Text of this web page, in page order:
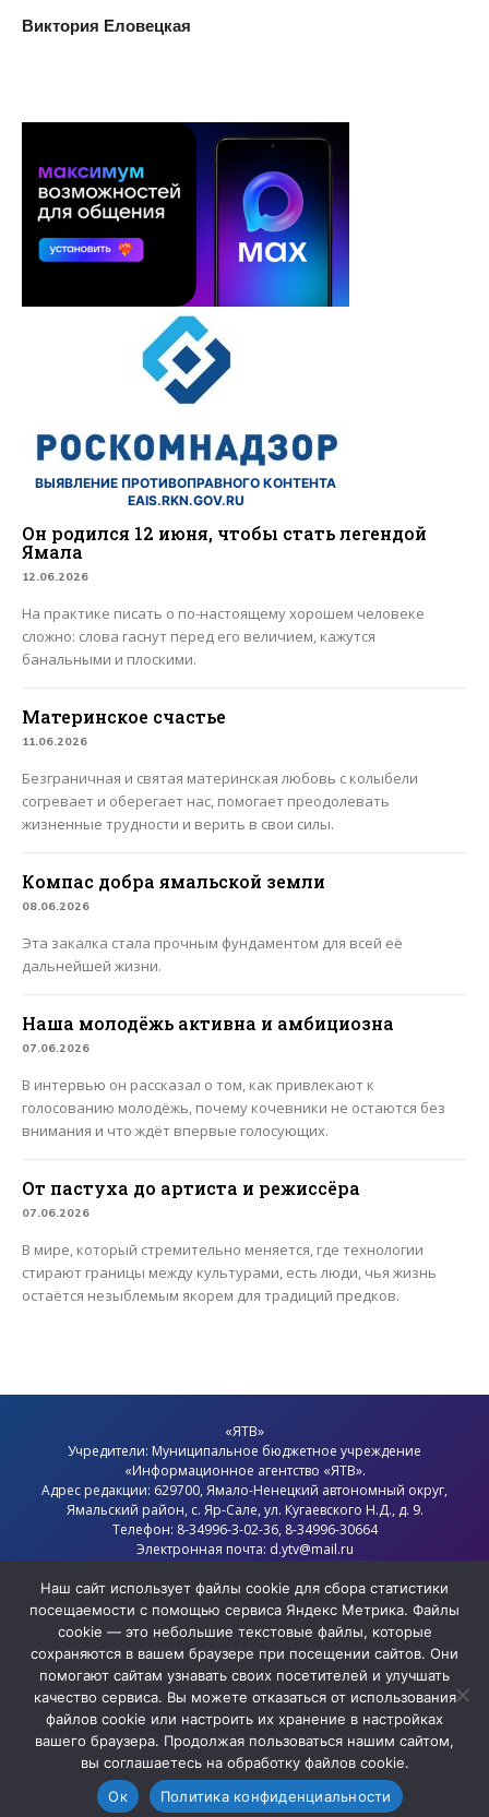
Виктория Еловецкая
ВЫЯВЛЕНИЕ ПРОТИВОПРАВНОГО КОНТЕНТА
EAIS.RKN.GOV.RU
Он родился 12 июня, чтобы стать легендой
Ямала
12.06.2026
На практике писать о по-настоящему хорошем человеке
сложно: слова гаснут перед его величием, кажутся
банальными и плоскими.
Материнское счастье
11.06.2026
Безграничная и святая материнская любовь с колыбели
согревает и оберегает нас, помогает преодолевать
жизненные трудности и верить в свои силы.
Компас добра ямальской земли
08.06.2026
Эта закалка стала прочным фундаментом для всей её
дальнейшей жизни.
Наша молодёжь активна и амбициозна
07.06.2026
В интервью он рассказал о том, как привлекают к
голосованию молодёжь, почему кочевники не остаются без
внимания и что ждёт впервые голосующих.
От пастуха до артиста и режиссёра
07.06.2026
В мире, который стремительно меняется, где технологии
стирают границы между культурами, есть люди, чья жизнь
остаётся незыблемым якорем для традиций предков.
«ЯТВ»
Учредители: Муниципальное бюджетное учреждение
«Информационное агентство «ЯТВ».
Адрес редакции: 629700, Ямало-Ненецкий автономный округ,
Ямальский район, с. Яр-Сале, ул. Кугаевского Н.Д., д. 9.
Телефон: 8-34996-3-02-36, 8-34996-30664
Электронная почта: d.ytv@mail.ru
Политика конфиденциальности
Наш сайт использует файлы cookie для сбора статистики
посещаемости с помощью сервиса Яндекс Метрика. Файлы
cookie — это небольшие текстовые файлы, которые
сохраняются в вашем браузере при посещении сайтов. Они
помогают сайтам узнавать своих посетителей и улучшать
качество сервиса. Вы можете отказаться от использования
файлов cookie или настроить их хранение в настройках
вашего браузера. Продолжая пользоваться нашим сайтом,
вы соглашаетесь на обработку файлов cookie.
Ок
Политика конфиденциальности